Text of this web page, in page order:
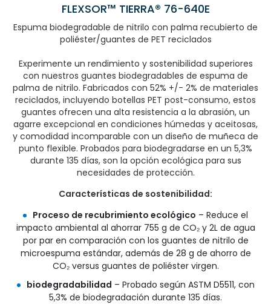
FLEXSOR™ TIERRA® 76-640E
Espuma biodegradable de nitrilo con palma recubierto de
poliéster/guantes de PET reciclados
Experimente un rendimiento y sostenibilidad superiores
con nuestros guantes biodegradables de espuma de
palma de nitrilo. Fabricados con 52% +/- 2% de materiales
reciclados, incluyendo botellas PET post-consumo, estos
guantes ofrecen una alta resistencia a la abrasión, un
agarre excepcional en condiciones húmedas y aceitosas,
y comodidad incomparable con un diseño de muñeca de
punto flexible. Probados para biodegradarse en un 5,3%
durante 135 días, son la opción ecológica para sus
necesidades de protección.
Características de sostenibilidad:
Proceso de recubrimiento ecológico – Reduce el
impacto ambiental al ahorrar 755 g de CO₂ y 2L de agua
por par en comparación con los guantes de nitrilo de
microespuma estándar, además de 28 g de ahorro de
CO₂ versus guantes de poliéster virgen.
biodegradabilidad – Probado según ASTM D5511, con
5,3% de biodegradación durante 135 días.